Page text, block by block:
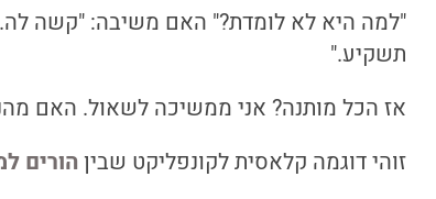
"למה היא לא לומדת?" האם משיבה: "קשה לה.
תשקיע."
אז הכל מותנה? אני ממשיכה לשאול. האם
זוהי דוגמה קלאסית לקונפליקט שביןהורים